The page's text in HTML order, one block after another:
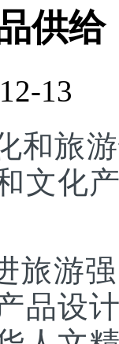
供给
13
和旅
文化
旅游
品设